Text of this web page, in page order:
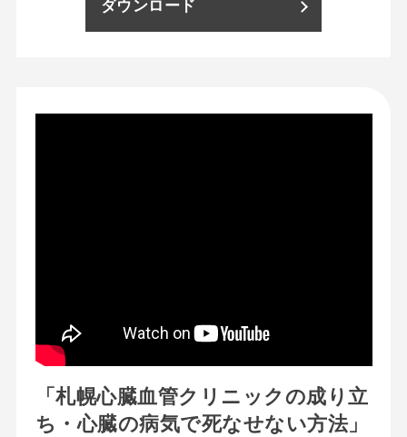
ダウンロード
「札幌心臓血管クリニックの成り立
ち・心臓の病気で死なせない方法」